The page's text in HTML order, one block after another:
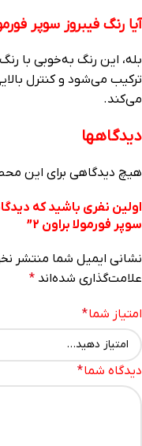
آیا رنگ فیبروز سوپر فورمولا براون 2
بله، این رنگ به‌خوبی با
ترکیب می‌شود و کنترل
می‌کند.
دیدگاهها
هیچ دیدگاهی برای این
اولین نفری باشید که
سوپر فورمولا براون 2”
نشانی ایمیل شما منتشر
علامت‌گذاری شده‌اند *
امتیاز شما*
دیدگاه شما*